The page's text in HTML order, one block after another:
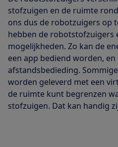
stofzuigen en de ruimte
ons dus de robotzuigers op
hebben de robotstofzuigers
mogelijkheden. Zo kan de
een app bediend worden,
afstandsbedieding.
worden geleverd met een
de ruimte kunt begrenzen
stofzuigen. Dat kan handig